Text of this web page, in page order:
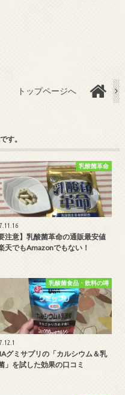
トップページへ
す。
乳酸菌革命
要注意】乳酸菌革命の通販最安値
天でもAmazonでもない！
乳酸菌食品・飲料の噂
グミサプリの「カルシウム＆乳
」を試した効果の口コミ